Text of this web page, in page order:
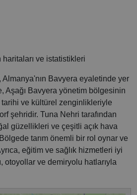
ve istatistikleri
Bavyera eyaletinde yer
Aşağı Bavyera yönetim bölgesinin
tarihi ve kültürel zenginlikleriyle
şehridir. Tuna Nehri tarafından
güzellikleri ve çeşitli açık hava
tarım önemli bir rol oynar ve
eğitim ve sağlık hizmetleri iyi
otoyollar ve demiryolu hatlarıyla